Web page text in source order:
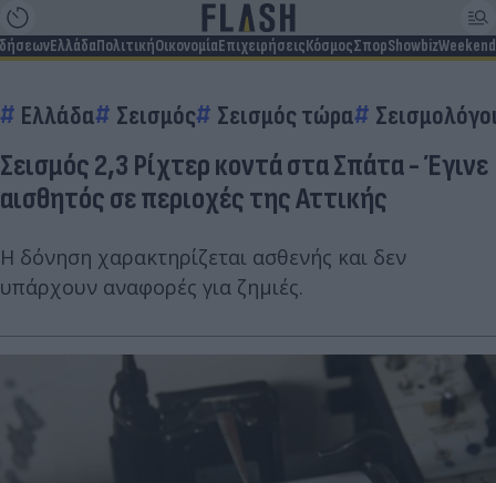
ΕλλάδαΠολιτικήΟικονομίαΕπιχειρήσειςΚόσμοςΣπορShowbizWeekend
Ελλάδα Σεισμός Σεισμός τώρα
Σεισμός 2,3 Ρίχτερ κοντά στα Σπάτα - Έγινε
αισθητός σε περιοχές της Αττικής
Η δόνηση χαρακτηρίζεται ασθενής και δεν
υπάρχουν αναφορές για ζημιές.